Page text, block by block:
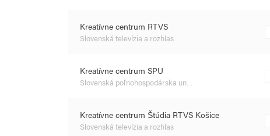
Kreatívne centrum RTVS
Slovenská televízia a rozhlas
Kreatívne centrum SPU
Slovenská poľnohospodárska un…
Kreatívne centrum Štúdia RTVS Košice
Slovenská televízia a rozhlas